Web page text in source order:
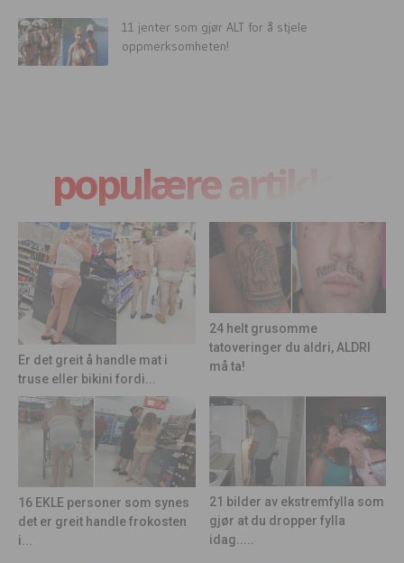
11 jenter som gjør ALT for å stjele
oppmerksomheten!
populære artikler
Er det greit å handle mat i
truse eller bikini fordi...
24 helt grusomme
tatoveringer du aldri, ALDRI
må ta!
16 EKLE personer som synes
det er greit handle frokosten
i...
21 bilder av ekstremfylla som
gjør at du dropper fylla
idag.....